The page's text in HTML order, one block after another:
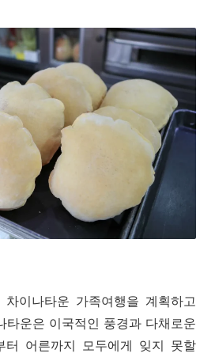
이나타운 가족여행을 계획하고
타운은 이국적인 풍경과 다채로운
터 어른까지 모두에게 잊지 못할